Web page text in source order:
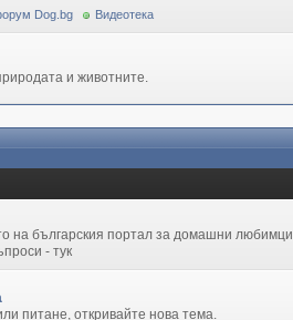
Dog.bg Видеотека
и животните.
на българския портал за домашни любимци
- тук
питане, откривайте нова тема.